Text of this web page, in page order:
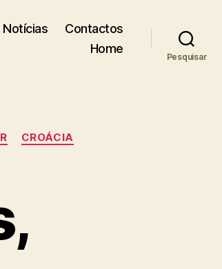
Notícias
Contactos
Home
Pesquisar
CROÁCIA